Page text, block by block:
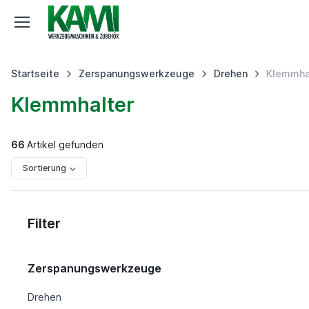
Startseite Zerspanungswerkzeuge Drehen
Klemmhalter
66 Artikel gefunden
Sortierung
Filter
Zerspanungswerkzeuge
Drehen